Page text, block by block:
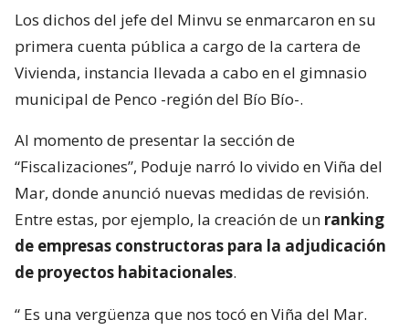
Los dichos del jefe del Minvu se enmarcaron en su
primera cuenta pública a cargo de la cartera de
Vivienda, instancia llevada a cabo en el gimnasio
municipal de Penco -región del Bío Bío-.
Al momento de presentar la sección de
“Fiscalizaciones”, Poduje narró lo vivido en Viña del
Mar, donde anunció nuevas medidas de revisión.
Entre estas, por ejemplo, la creación de un ranking
de empresas constructoras para la adjudicación
de proyectos habitacionales.
“ Es una vergüenza que nos tocó en Viña del Mar.